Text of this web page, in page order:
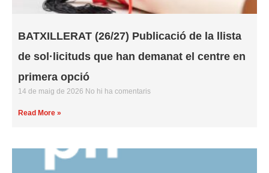
BATXILLERAT (26/27) Publicació de la llista
de sol·licituds que han demanat el centre en
primera opció
14 de maig de 2026 No hi ha comentaris
Read More »